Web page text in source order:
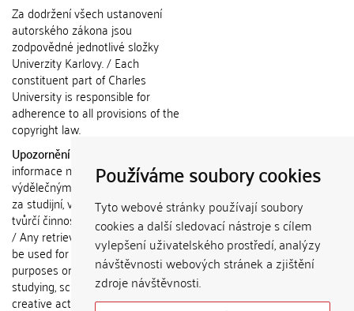
Používáme soubory cookies
Tyto webové stránky používají soubory
cookies a další sledovací nástroje s cílem
vylepšení uživatelského prostředí, analýzy
návštěvnosti webových stránek a zjištění
zdroje návštěvnosti.
Za dodržení všech ustanovení
autorského zákona jsou
zodpovědné jednotlivé složky
Univerzity Karlovy. / Each
constituent part of Charles
University is responsible for
adherence to all provisions of the
copyright law.
Upozornění / Notice:
informace nemohou být použity k
výdělečným účelům nebo vydávány
za studijní, vědeckou nebo jinou
tvůrčí činnost jiné osoby než autora.
/ Any retrieved information shall not
be used for any commercial
purposes or claimed as results of
studying, scientific or any other
creative activities of any person